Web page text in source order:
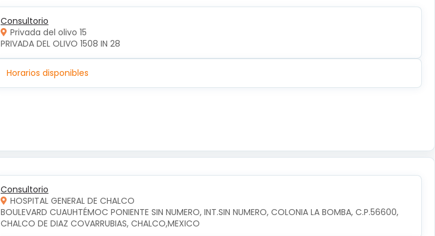
Consultorio
Privada del olivo 15
PRIVADA DEL OLIVO 1508 IN 28
Horarios disponibles
Consultorio
HOSPITAL GENERAL DE CHALCO
BOULEVARD CUAUHTÉMOC PONIENTE SIN NUMERO, INT.SIN NUMERO, COLONIA LA BOMBA, C.P.56600,
CHALCO DE DIAZ COVARRUBIAS, CHALCO,MEXICO